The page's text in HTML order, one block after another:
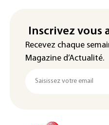
Inscrivez vous
Recevez chaque
Magazine d’Actualité.